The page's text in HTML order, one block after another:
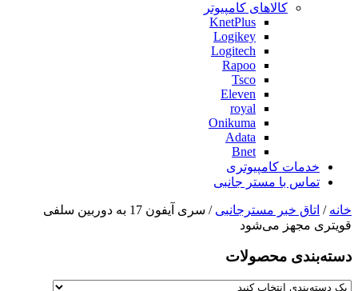
کالاهای کامپیوتر
KnetPlus
Logikey
Logitech
Rapoo
Tsco
Eleven
royal
Onikuma
Adata
Bnet
خدمات کامپیوتری
تماس با مستر جانبی
خانه / اتاق خبر مسترجانبی
/ سری آیفون 17 به دوربین سلفی
قویتری مجهز می‌شود
دسته‌بندی‌ محصولات